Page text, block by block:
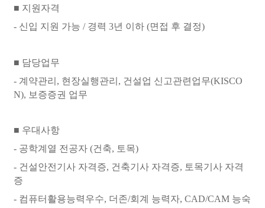
■ 지원자격
- 신입 지원 가능 / 경력 3년 이하 (면접 후 결정)
■ 담당업무
- 계약관리, 현장실행관리, 건설업 신고관련업무(KISCO
N), 보증증권 업무
■ 우대사항
- 공학계열 전공자 (건축, 토목)
- 건설안전기사 자격증, 건축기사 자격증, 토목기사 자격
증
- 컴퓨터활용능력우수, 더존/회계 능력자, CAD/CAM 능숙